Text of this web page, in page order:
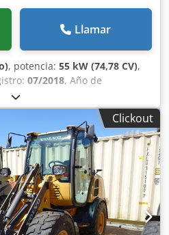
Llamar
, potencia: 55 kW (74,78 CV),
07/2018, Año de
funcionamiento:
de a bordo, Año del
3 Peso en vacío: 6.460
CE: sí Estado técnico:
bueno Precio: A consultar
= Otras opciones y
- Cabina cerrada Dkjdpfey A Tn
Clickout